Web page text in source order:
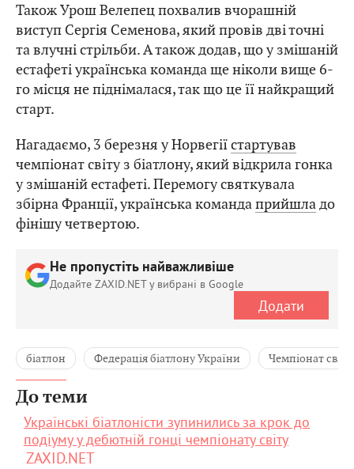
Також Урош Велепец похвалив вчорашній
виступ Сергія Семенова, який провів дві точні
та влучні стрільби. А також додав, що у змішаній
естафеті українська команда ще ніколи вище 6-
го місця не піднімалася, так що це її найкращий
старт.
Нагадаємо, 3 березня у Норвегіїстартував
чемпіонат світу з біатлону, який відкрила гонка
у змішаній естафеті. Перемогу святкувала
збірна Франції, українська командаприйшладо
фінішу четвертою.
Не пропустіть найважливіше
Додайте ZAXID.NET у вибрані в Google
Додати
біатлон Федерація біатлону України Чемпіонат світу
До теми
Українські біатлоністи зупинились за крок до
подіуму у дебютній гонці чемпіонату світу
ZAXID.NET